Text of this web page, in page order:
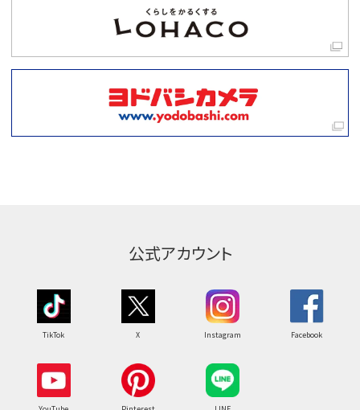
公式アカウント
TikTok X Instagram Facebook